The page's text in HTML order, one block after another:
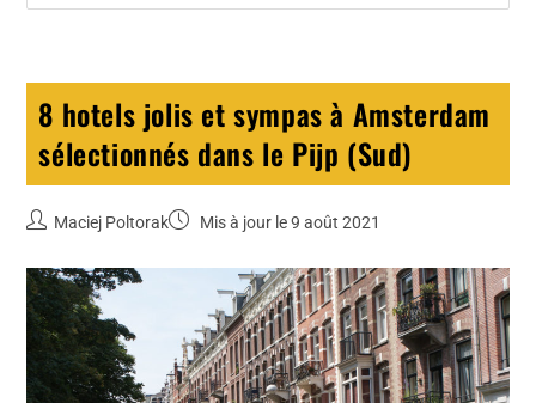
8 hotels jolis et sympas à Amsterdam
sélectionnés dans le Pijp (Sud)
Maciej Poltorak Mis à jour le 9 août 2021